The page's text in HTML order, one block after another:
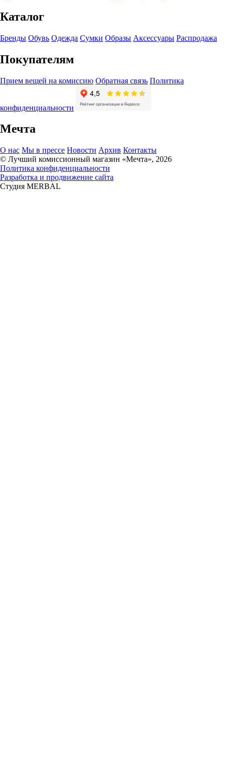
Каталог
Бренды Обувь Одежда Сумки Образы Аксессуары Распродажа
Покупателям
Прием вещей на комиссию Обратная связь Политика
конфиденциальности
Мечта
О нас Мы в прессе Новости Архив Контакты
© Лучший комиссионный магазин «Мечта», 2026
Политика конфиденциальности
Разработка и продвижение сайта
Студия MERBAL